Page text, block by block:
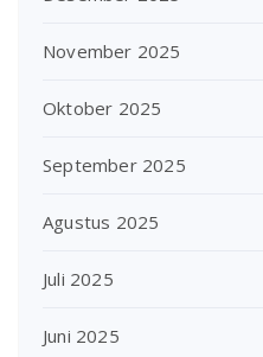
November 2025
Oktober 2025
September 2025
Agustus 2025
Juli 2025
Juni 2025